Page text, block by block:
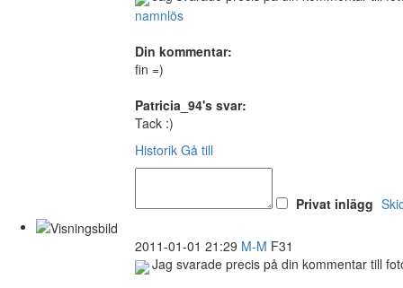
namnlös
Din kommentar:
fin =)
Patricia_94's svar:
Tack :)
Historik Gå till
Privat inlägg
2011-01-01 21:29 M-M F31
Jag svarade precis på din kommentar till